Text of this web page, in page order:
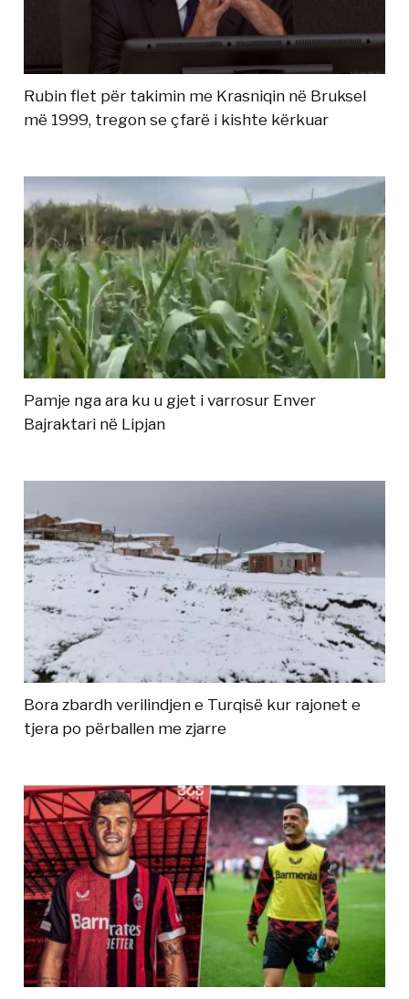
Rubin flet për takimin me Krasniqin në Bruksel
më 1999, tregon se çfarë i kishte kërkuar
Pamje nga ara ku u gjet i varrosur Enver
Bajraktari në Lipjan
Bora zbardh verilindjen e Turqisë kur rajonet e
tjera po përballen me zjarre